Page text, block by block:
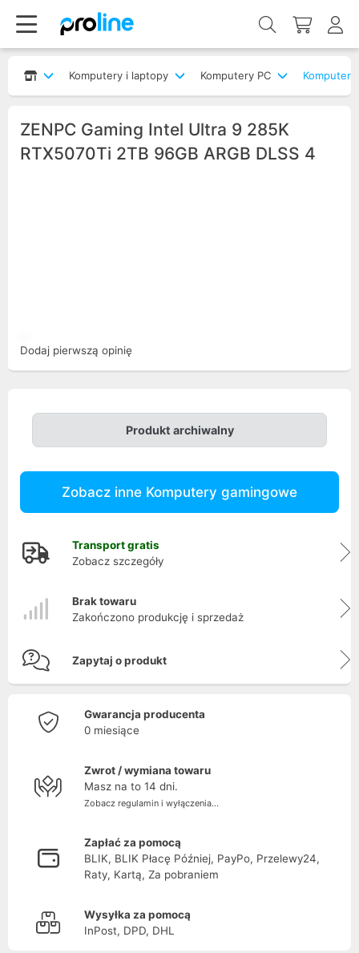
Komputery i laptopy Komputery PC
ZENPC Gaming Intel Ultra 9 285K
RTX5070Ti 2TB 96GB ARGB DLSS 4
Dodaj pierwszą opinię
Produkt archiwalny
Zobacz inne Komputery gamingowe
Transport gratis
Zobacz szczegóły
Brak towaru
Zakończono produkcję i sprzedaż
Zapytaj o produkt
Gwarancja producenta
0 miesiące
Zwrot / wymiana towaru
Masz na to 14 dni.
Zobacz regulamin i wyłączenia...
Zapłać za pomocą
BLIK, BLIK Płacę Później, PayPo, Przelewy24,
Raty, Kartą, Za pobraniem
Wysyłka za pomocą
InPost, DPD, DHL